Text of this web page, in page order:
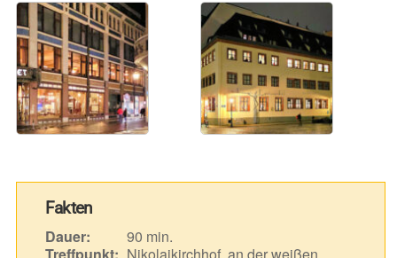
Fakten
Dauer:
90 min.
Treffpunkt: Nikolaikirchhof, an der weißen